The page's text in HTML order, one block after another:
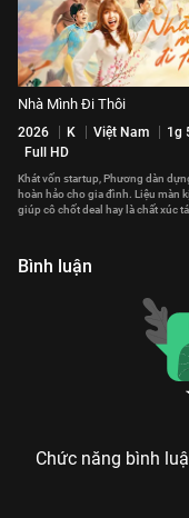
Nhà Mình Đi Thôi
2026 K Việt Nam
1g
Full HD
Khát vốn startup, Phương dàn
hoàn hảo cho gia đình. Liệu màn
giúp cô chốt deal hay là chất xúc
Bình luận
Chức năng bình